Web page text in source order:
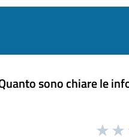
sono chiare le